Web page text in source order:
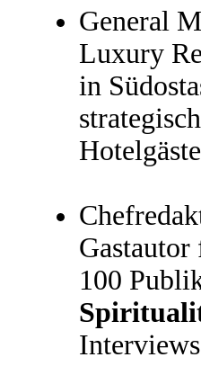
General
Luxury
in
Hotelgäste
100
Interviews